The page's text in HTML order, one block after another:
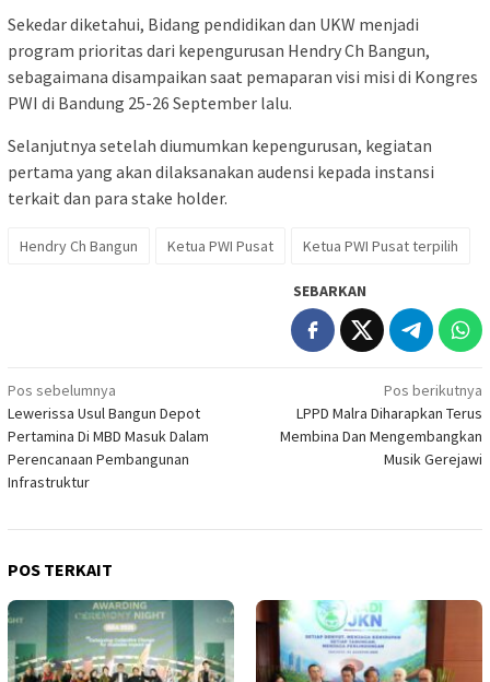
Sekedar diketahui, Bidang pendidikan dan UKW menjadi
program prioritas dari kepengurusan Hendry Ch Bangun,
sebagaimana disampaikan saat pemaparan visi misi di Kongres
PWI di Bandung 25-26 September lalu.
Selanjutnya setelah diumumkan kepengurusan, kegiatan
pertama yang akan dilaksanakan audensi kepada instansi
terkait dan para stake holder.
Hendry Ch Bangun Ketua PWI Pusat Ketua PWI Pusat terpilih
SEBARKAN
Navigasi
pos
Pos sebelumnya
Lewerissa Usul Bangun Depot
Pertamina Di MBD Masuk Dalam
Perencanaan Pembangunan
Infrastruktur
Pos berikutnya
LPPD Malra Diharapkan Terus
Membina Dan Mengembangkan
Musik Gerejawi
POS TERKAIT